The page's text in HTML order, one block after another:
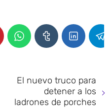
El nuevo truco para
detener a los
ladrones de porches